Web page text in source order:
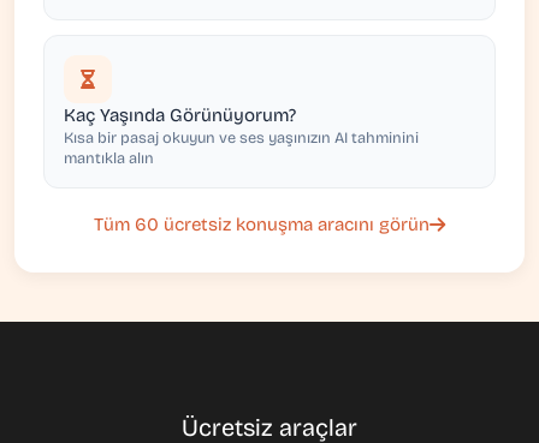
Kaç Yaşında Görünüyorum?
Kısa bir pasaj okuyun ve ses yaşınızın AI tahminini
mantıkla alın
Tüm 60 ücretsiz konuşma aracını görün
Ücretsiz araçlar